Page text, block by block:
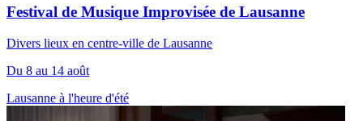
Festival de Musique Improvisée de Lausanne
Divers lieux en centre-ville de Lausanne
Du 8 au 14 août
Lausanne à l'heure d'été